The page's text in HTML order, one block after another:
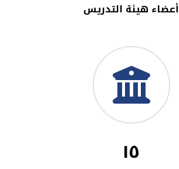
أعضاء هيئة التدريس
١٥